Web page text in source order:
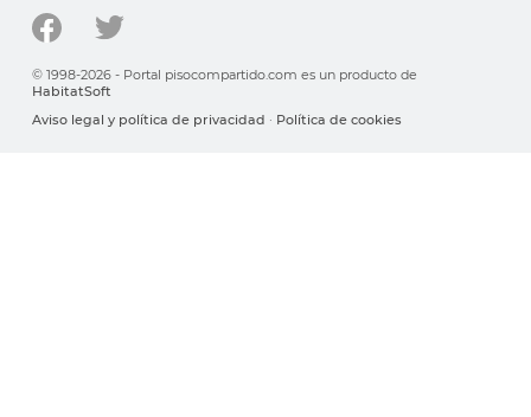
© 1998-2026 - Portal pisocompartido.com es un producto de
HabitatSoft
Aviso legal y política de privacidad · Política de cookies